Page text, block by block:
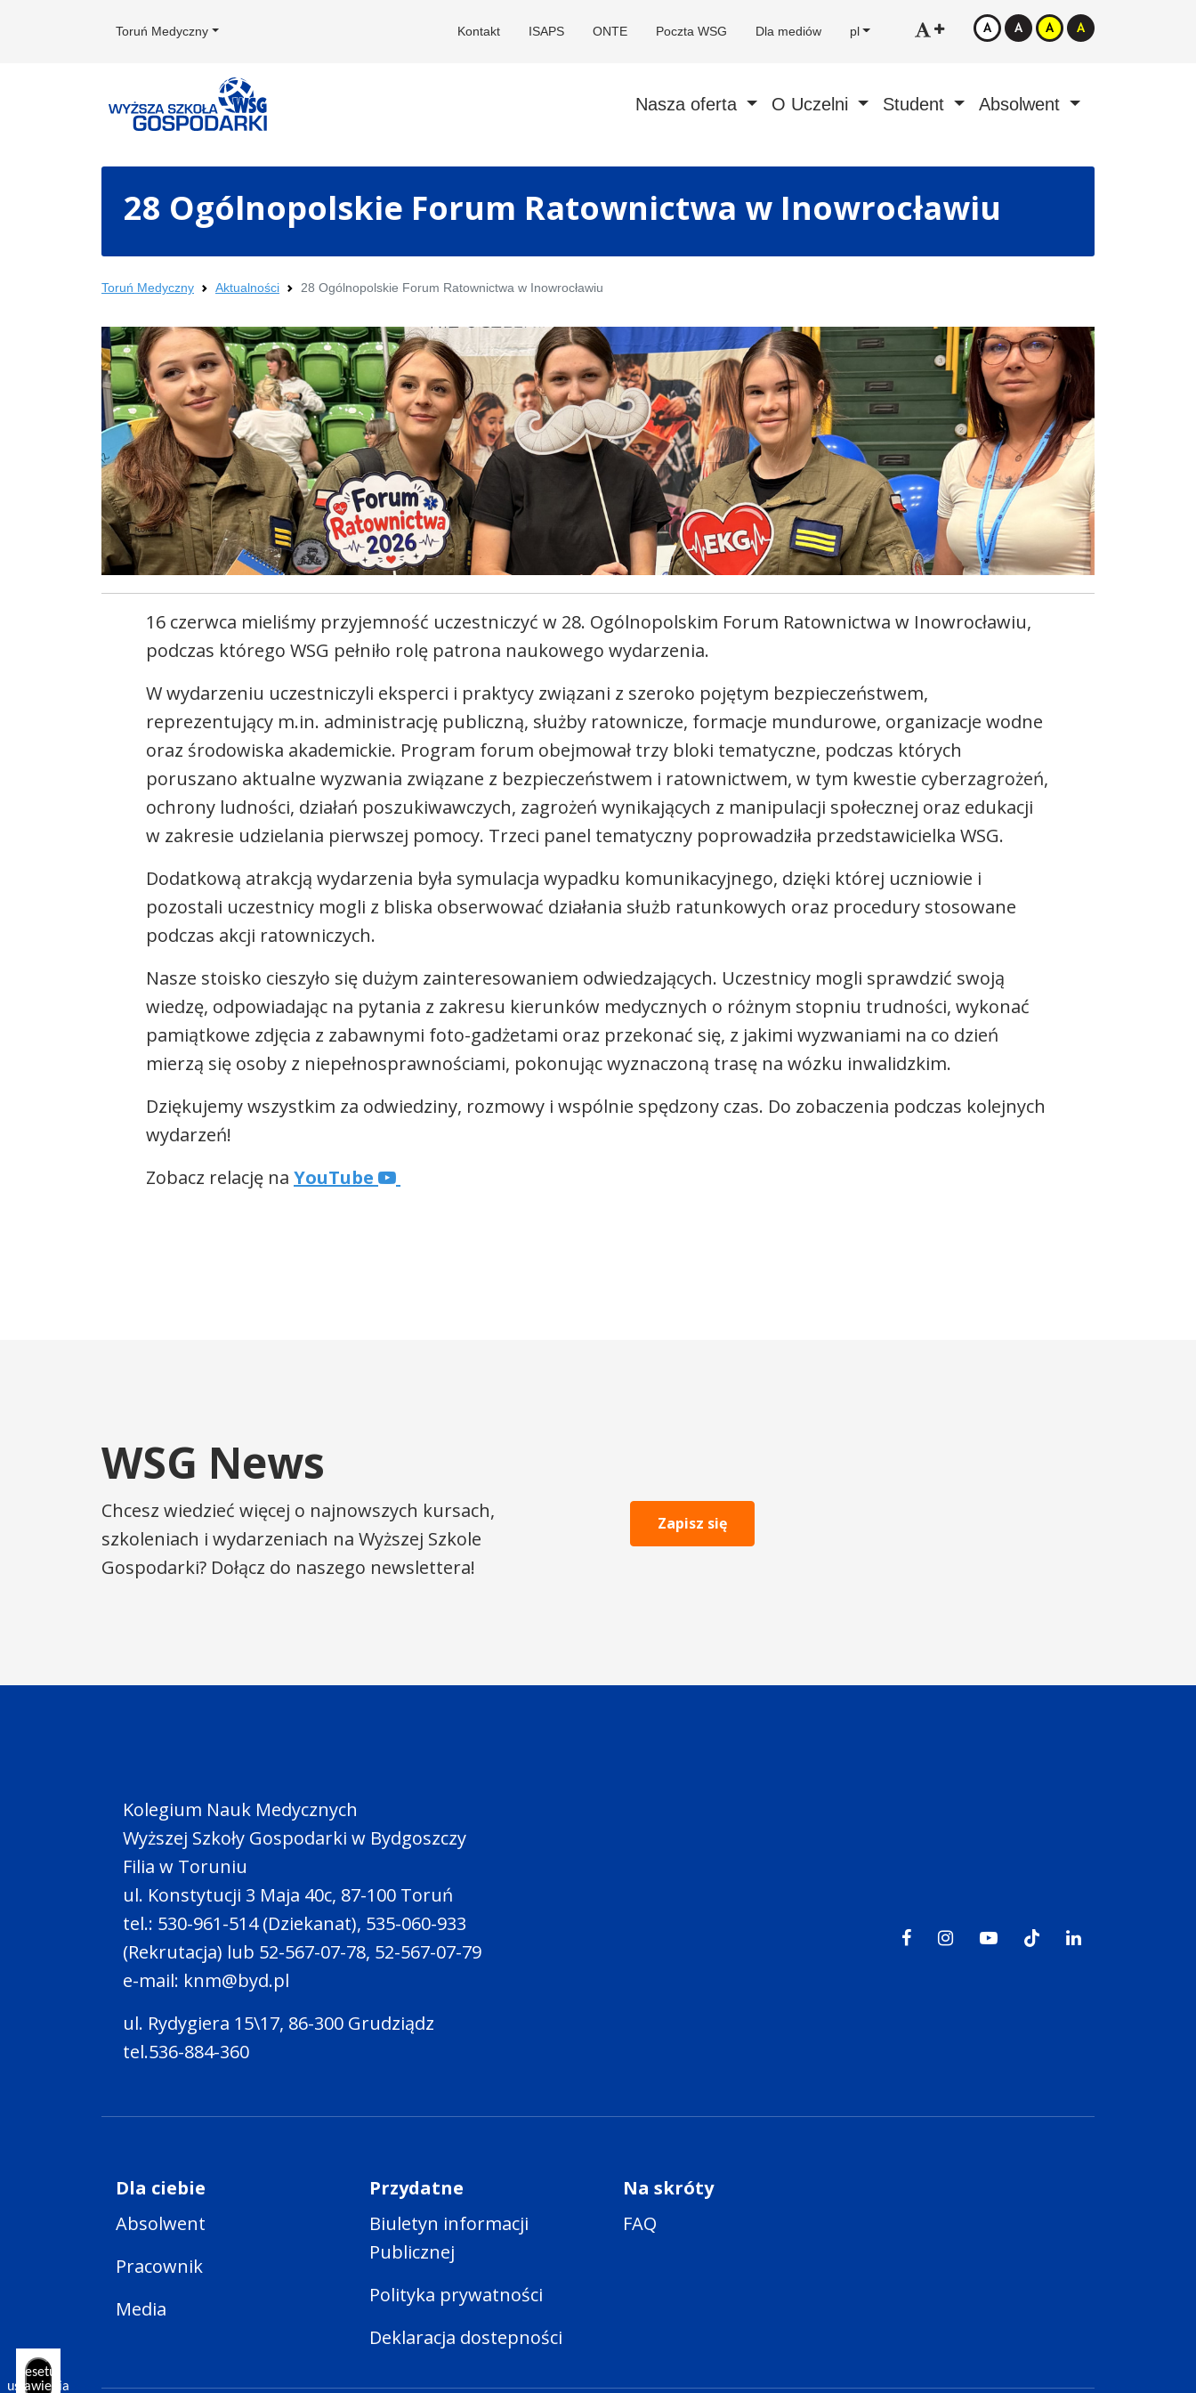
Toruń Medyczny Kontakt ISAPS ONTE Poczta WSG Dla mediów pl
Nasza oferta O Uczelni Student Absolwent
28 Ogólnopolskie Forum Ratownictwa w Inowrocławiu
Toruń Medyczny Aktualności 28 Ogólnopolskie Forum Ratownictwa w Inowrocławiu
16 czerwca mieliśmy przyjemność uczestniczyć w 28. Ogólnopolskim Forum Ratownictwa w Inowrocławiu,
podczas którego WSG pełniło rolę patrona naukowego wydarzenia.
W wydarzeniu uczestniczyli eksperci i praktycy związani z szeroko pojętym bezpieczeństwem,
reprezentujący m.in. administrację publiczną, służby ratownicze, formacje mundurowe, organizacje wodne
oraz środowiska akademickie. Program forum obejmował trzy bloki tematyczne, podczas których
poruszano aktualne wyzwania związane z bezpieczeństwem i ratownictwem, w tym kwestie cyberzagrożeń,
ochrony ludności, działań poszukiwawczych, zagrożeń wynikających z manipulacji społecznej oraz edukacji
w zakresie udzielania pierwszej pomocy. Trzeci panel tematyczny poprowadziła przedstawicielka WSG.
Dodatkową atrakcją wydarzenia była symulacja wypadku komunikacyjnego, dzięki której uczniowie i
pozostali uczestnicy mogli z bliska obserwować działania służb ratunkowych oraz procedury stosowane
podczas akcji ratowniczych.
Nasze stoisko cieszyło się dużym zainteresowaniem odwiedzających. Uczestnicy mogli sprawdzić swoją
wiedzę, odpowiadając na pytania z zakresu kierunków medycznych o różnym stopniu trudności, wykonać
pamiątkowe zdjęcia z zabawnymi foto-gadżetami oraz przekonać się, z jakimi wyzwaniami na co dzień
mierzą się osoby z niepełnosprawnościami, pokonując wyznaczoną trasę na wózku inwalidzkim.
Dziękujemy wszystkim za odwiedziny, rozmowy i wspólnie spędzony czas. Do zobaczenia podczas kolejnych
wydarzeń!
Zobacz relację na YouTube
WSG News
Chcesz wiedzieć więcej o najnowszych kursach,
szkoleniach i wydarzeniach na Wyższej Szkole
Gospodarki? Dołącz do naszego newslettera!
Zapisz się
Kolegium Nauk Medycznych
Wyższej Szkoły Gospodarki w Bydgoszczy
Filia w Toruniu
ul. Konstytucji 3 Maja 40c, 87-100 Toruń
tel.: 530-961-514 (Dziekanat), 535-060-933
(Rekrutacja) lub 52-567-07-78, 52-567-07-79
e-mail: knm@byd.pl
ul. Rydygiera 15\17, 86-300 Grudziądz
tel.536-884-360
Dla ciebie
Absolwent
Pracownik
Media
Przydatne
Biuletyn informacji
Publicznej
Polityka prywatności
Deklaracja dostepności
Na skróty
FAQ
Resetuj
ustawienia